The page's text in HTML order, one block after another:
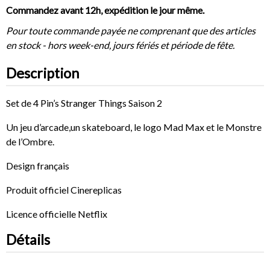
Commandez avant 12h, expédition le jour même.
Pour toute commande payée ne comprenant que des articles
en stock - hors week-end, jours fériés et période de fête.
Description
Set de 4 Pin’s Stranger Things Saison 2
Un jeu d’arcade,un skateboard, le logo Mad Max et le Monstre
de l’Ombre.
Design français
Produit officiel Cinereplicas
Licence officielle Netflix
Détails